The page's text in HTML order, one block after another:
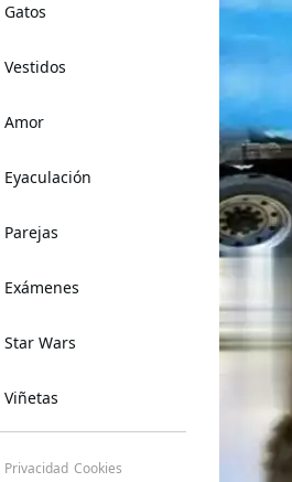
Gatos
Vestidos
Amor
Eyaculación
Parejas
Exámenes
Star Wars
Viñetas
Privacidad Cookies